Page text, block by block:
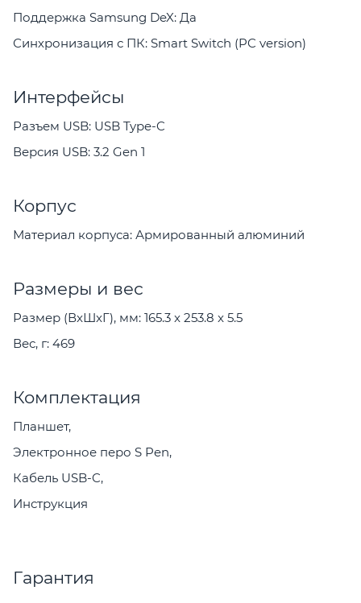
Поддержка Samsung DeX: Да
Синхронизация с ПК: Smart Switch (PC version)
Интерфейсы
Разъем USB: USB Type-C
Версия USB: 3.2 Gen 1
Корпус
Материал корпуса: Армированный алюминий
Размеры и вес
Размер (ВxШxГ), мм: 165.3 x 253.8 x 5.5
Вес, г: 469
Комплектация
Планшет,
Электронное перо S Pen,
Кабель USB-C,
Инструкция
Гарантия